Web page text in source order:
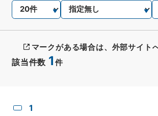
該当件数 1 件
マークがある場合は、外部サイト
1